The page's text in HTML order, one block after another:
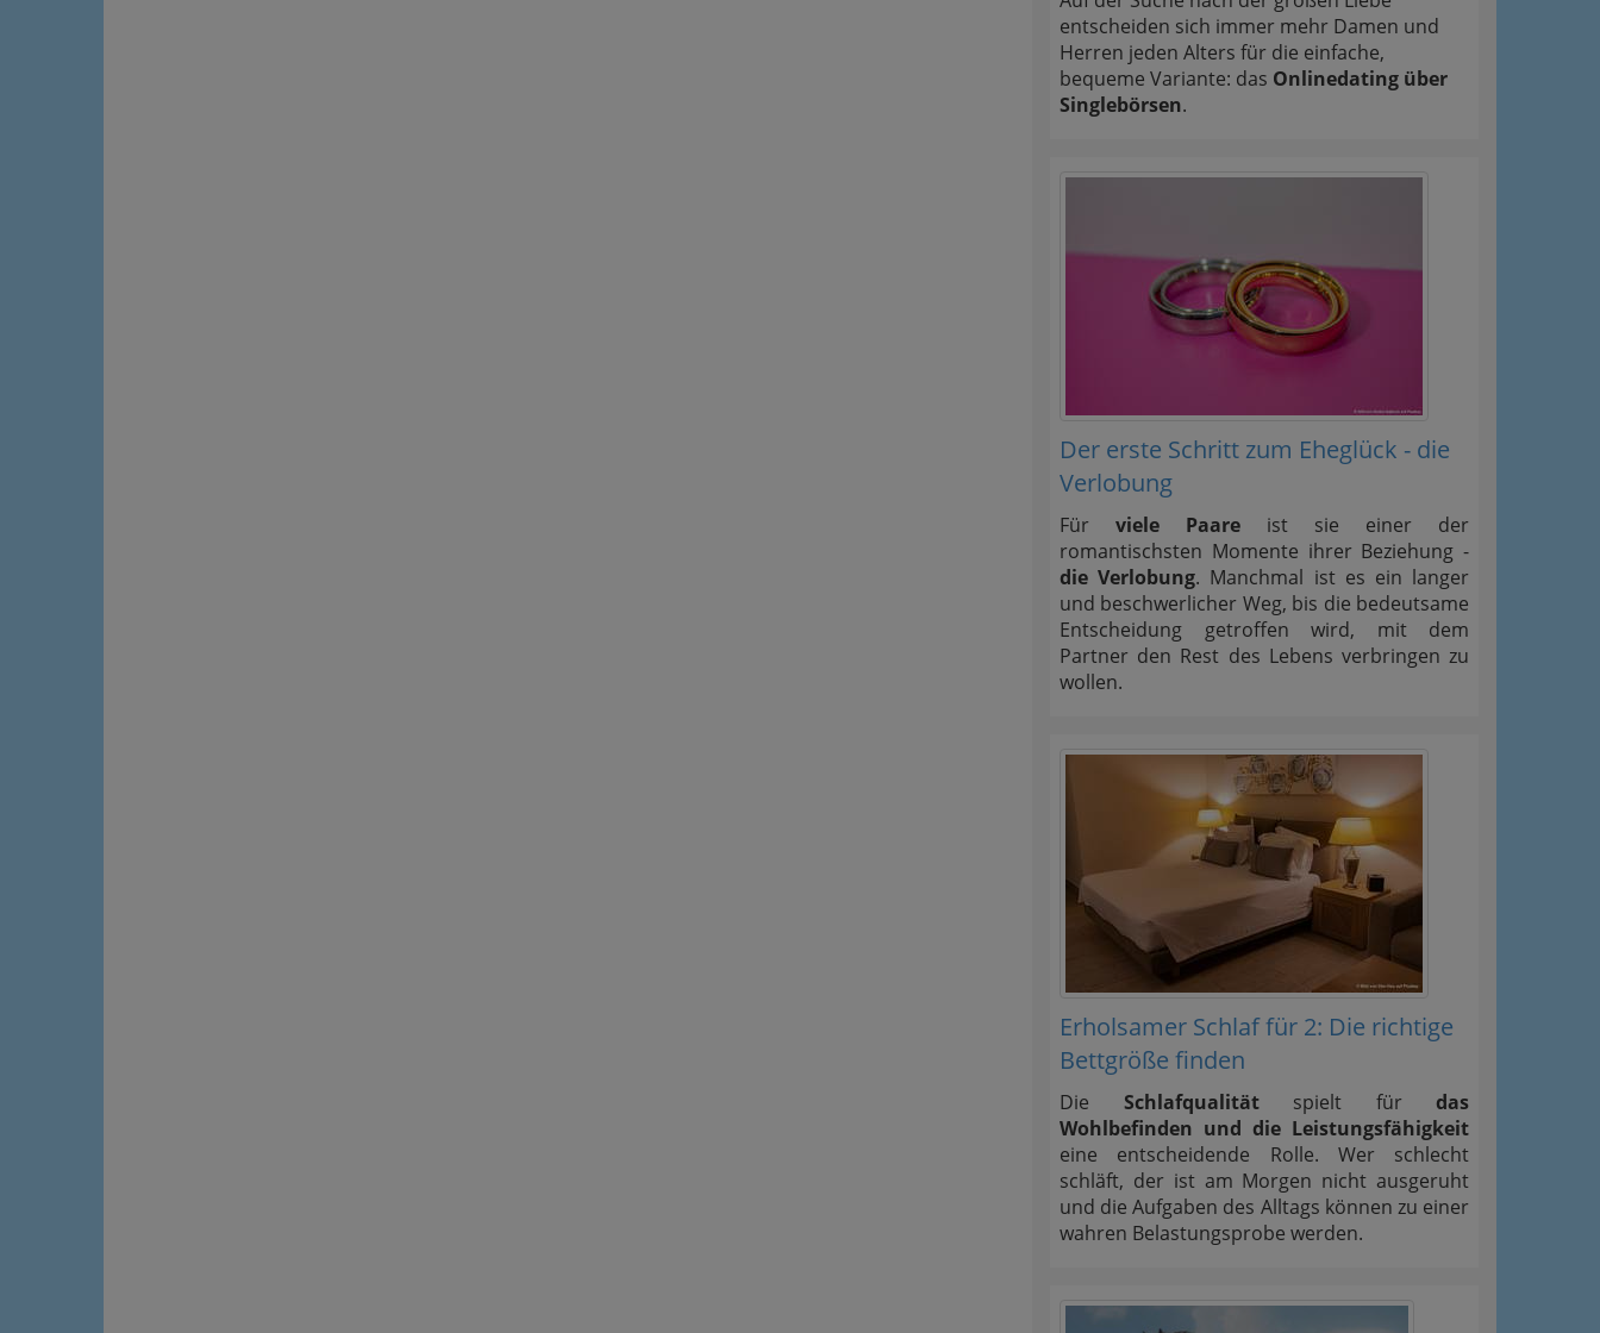
entscheiden sich immer mehr Damen und
Herren jeden Alters für die einfache,
bequeme Variante: das Onlinedating über
Singlebörsen.
Der erste Schritt zum Eheglück - die
Verlobung
Für viele Paare ist sie einer der
romantischsten Momente ihrer Beziehung -
die Verlobung. Manchmal ist es ein langer
und beschwerlicher Weg, bis die bedeutsame
Entscheidung getroffen wird, mit dem
Partner den Rest des Lebens verbringen zu
wollen.
Erholsamer Schlaf für 2: Die richtige
Bettgröße finden
Die Schlafqualitätspielt für das
Wohlbefinden und die Leistungsfähigkeit
eine entscheidende Rolle. Wer schlecht
schläft, der ist am Morgen nicht ausgeruht
und die Aufgaben des Alltags können zu einer
wahren Belastungsprobe werden.